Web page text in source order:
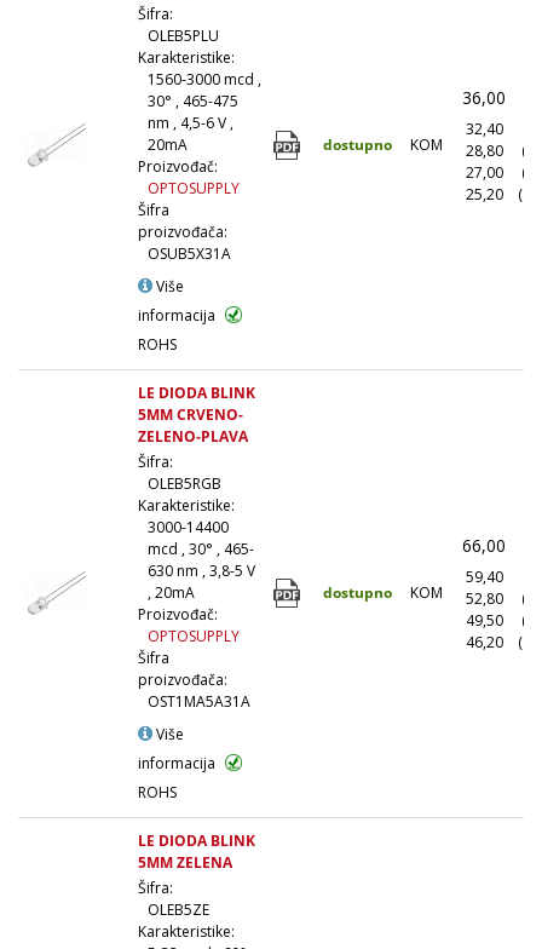
Šifra:
OLEB5PLU
Karakteristike:
1560-3000 mcd ,
30° , 465-475
nm , 4,5-6 V ,
20mA
Proizvođač:
OPTOSUPPLY
Šifra
proizvođača:
OSUB5X31A
Više
informacija
ROHS
dostupno KOM
36,00
32,40
28,80
27,00
25,20
LE DIODA BLINK
5MM CRVENO-
ZELENO-PLAVA
Šifra:
OLEB5RGB
Karakteristike:
3000-14400
mcd , 30° , 465-
630 nm , 3,8-5 V
, 20mA
Proizvođač:
OPTOSUPPLY
Šifra
proizvođača:
OST1MA5A31A
Više
informacija
ROHS
dostupno KOM
66,00
59,40
52,80
49,50
46,20
LE DIODA BLINK
5MM ZELENA
Šifra:
OLEB5ZE
Karakteristike: